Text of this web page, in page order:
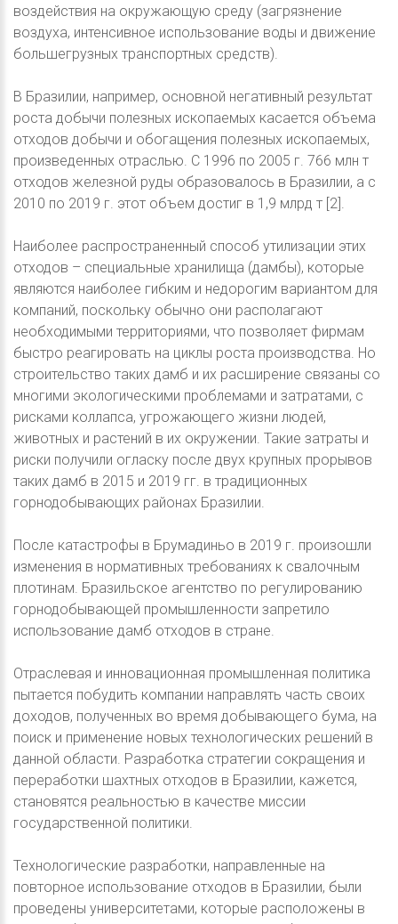
воздействия на окружающую среду (загрязнение
воздуха, интенсивное использование воды и движение
большегрузных транспортных средств).
В Бразилии, например, основной негативный результат
роста добычи полезных ископаемых касается объема
отходов добычи и обогащения полезных ископаемых,
произведенных отраслью. С 1996 по 2005 г. 766 млн т
отходов железной руды образовалось в Бразилии, а с
2010 по 2019 г. этот объем достиг в 1,9 млрд т [2].
Наиболее распространенный способ утилизации этих
отходов – специальные хранилища (дамбы), которые
являются наиболее гибким и недорогим вариантом для
компаний, поскольку обычно они располагают
необходимыми территориями, что позволяет фирмам
быстро реагировать на циклы роста производства. Но
строительство таких дамб и их расширение связаны со
многими экологическими проблемами и затратами, с
рисками коллапса, угрожающего жизни людей,
животных и растений в их окружении. Такие затраты и
риски получили огласку после двух крупных прорывов
таких дамб в 2015 и 2019 гг. в традиционных
горнодобывающих районах Бразилии.
После катастрофы в Брумадиньо в 2019 г. произошли
изменения в нормативных требованиях к свалочным
плотинам. Бразильское агентство по регулированию
горнодобывающей промышленности запретило
использование дамб отходов в стране.
Отраслевая и инновационная промышленная политика
пытается побудить компании направлять часть своих
доходов, полученных во время добывающего бума, на
поиск и применение новых технологических решений в
данной области. Разработка стратегии сокращения и
переработки шахтных отходов в Бразилии, кажется,
становятся реальностью в качестве миссии
государственной политики.
Технологические разработки, направленные на
повторное использование отходов в Бразилии, были
проведены университетами, которые расположены в